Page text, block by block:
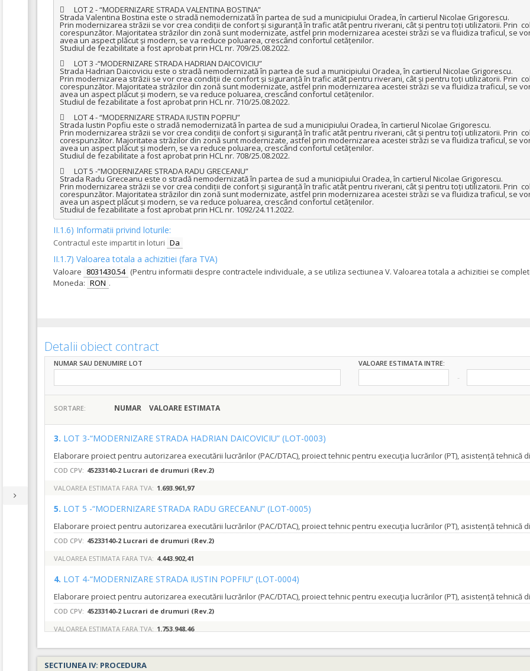
	LOT 2 - “MODERNIZARE STRADA VALENTINA BOSTINA”
Strada Valentina Bostina este o stradă nemodernizată în partea de sud a municipiului Oradea, în cartierul Nicolae Grigorescu.
Prin modernizarea străzii se vor crea condiții de confort și siguranță în trafic atât pentru riverani, cât și pentru toți utilizatorii. Prin
corespunzător. Majoritatea străzilor din zonă sunt modernizate, astfel prin modernizarea acestei străzi se va fluidiza traficul, se
avea un aspect plăcut și modern, se va reduce poluarea, crescând confortul cetățenilor.
Studiul de fezabilitate a fost aprobat prin HCL nr. 709/25.08.2022.
	LOT 3 -“MODERNIZARE STRADA HADRIAN DAICOVICIU”
Strada Hadrian Daicoviciu este o stradă nemodernizată în partea de sud a municipiului Oradea, în cartierul Nicolae Grigorescu.
Prin modernizarea străzii se vor crea condiții de confort și siguranță în trafic atât pentru riverani, cât și pentru toți utilizatorii. Prin
corespunzător. Majoritatea străzilor din zonă sunt modernizate, astfel prin modernizarea acestei străzi se va fluidiza traficul, se
avea un aspect plăcut și modern, se va reduce poluarea, crescând confortul cetățenilor.
Studiul de fezabilitate a fost aprobat prin HCL nr. 710/25.08.2022.
	LOT 4 - “MODERNIZARE STRADA IUSTIN POPFIU”
Strada Iustin Popfiu este o stradă nemodernizată în partea de sud a municipiului Oradea, în cartierul Nicolae Grigorescu.
Prin modernizarea străzii se vor crea condiții de confort și siguranță în trafic atât pentru riverani, cât și pentru toți utilizatorii. Prin
corespunzător. Majoritatea străzilor din zonă sunt modernizate, astfel prin modernizarea acestei străzi se va fluidiza traficul, se
avea un aspect plăcut și modern, se va reduce poluarea, crescând confortul cetățenilor.
Studiul de fezabilitate a fost aprobat prin HCL nr. 708/25.08.2022.
	LOT 5 -“MODERNIZARE STRADA RADU GRECEANU”
Strada Radu Greceanu este o stradă nemodernizată în partea de sud a municipiului Oradea, în cartierul Nicolae Grigorescu.
Prin modernizarea străzii se vor crea condiții de confort și siguranță în trafic atât pentru riverani, cât și pentru toți utilizatorii. Prin
corespunzător. Majoritatea străzilor din zonă sunt modernizate, astfel prin modernizarea acestei străzi se va fluidiza traficul, se
avea un aspect plăcut și modern, se va reduce poluarea, crescând confortul cetățenilor.
Studiul de fezabilitate a fost aprobat prin HCL nr. 1092/24.11.2022.
II.1.6) Informatii privind loturile:
Contractul este impartit in loturi Da
II.1.7) Valoarea totala a achizitiei (fara TVA)
Valoare 8031430.54 (Pentru informatii despre contractele individuale, a se utiliza sectiunea V. Valoarea totala a achizitiei se
Moneda: RON .
Detalii obiect contract
NUMAR SAU DENUMIRE LOT VALOARE ESTIMATA INTRE:
SORTARE: NUMAR VALOARE ESTIMATA
3. LOT 3-“MODERNIZARE STRADA HADRIAN DAICOVICIU” (LOT-0003)
COD CPV: 45233140-2 Lucrari de drumuri (Rev.2)
VALOAREA ESTIMATA FARA TVA: 1.693.961,97
5. LOT 5 -“MODERNIZARE STRADA RADU GRECEANU” (LOT-0005)
COD CPV: 45233140-2 Lucrari de drumuri (Rev.2)
VALOAREA ESTIMATA FARA TVA: 4.443.902,41
4. LOT 4-“MODERNIZARE STRADA IUSTIN POPFIU” (LOT-0004)
COD CPV: 45233140-2 Lucrari de drumuri (Rev.2)
VALOAREA ESTIMATA FARA TVA: 1.753.948,46
1. LOT 1-“ MODERNIZARE STRADA NICOLAE TOMA”(LOT-0001)
SECTIUNEA IV: PROCEDURA